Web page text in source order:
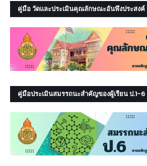
คู่มือ วัดและประเมินคุณลักษณะอันพึงประสงค์
คู่มือประเมินสมรรถนะสำคัญของผู้เรียน ป.1-6